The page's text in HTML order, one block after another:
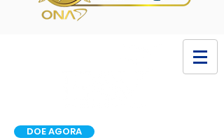
DOE AGORA